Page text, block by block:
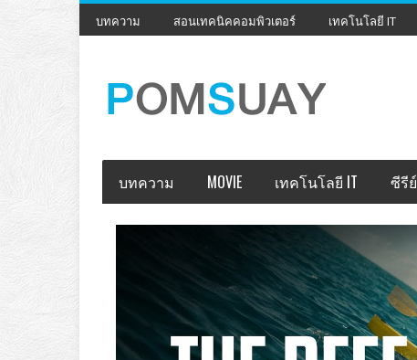
บทความ สอนเทคนิคคอมพิวเตอร์ เทคโนโลยี IT
บทความ MOVIE เทคโนโลยี IT ซีรีย์